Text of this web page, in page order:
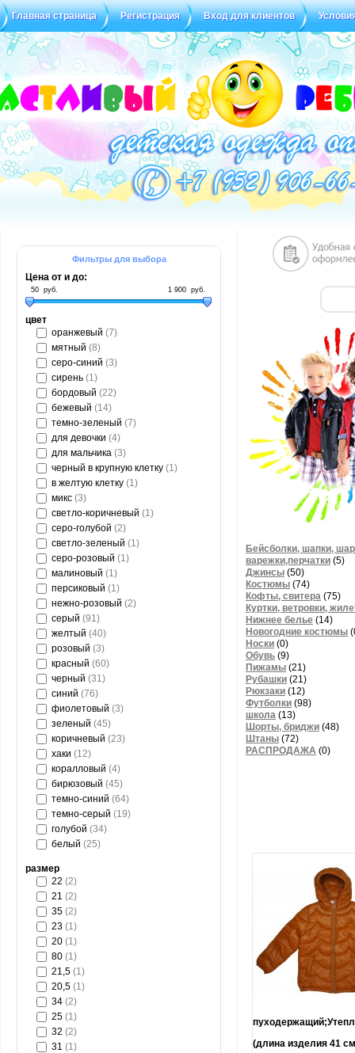
Главная страница Регистрация Вход для клиентов
Статус заказа Отзывы
Фильтры для выбора
Цена от и до:
50 руб. 1 900руб.
цвет
оранжевый (7)
мятный (8)
серо-синий (3)
сирень (1)
бордовый (22)
бежевый (14)
темно-зеленый (7)
для девочки (4)
для мальчика (3)
черный в крупную клетку (1)
в желтую клетку (1)
микс (3)
светло-коричневый (1)
серо-голубой (2)
светло-зеленый (1)
серо-розовый (1)
малиновый (1)
персиковый (1)
нежно-розовый (2)
серый (91)
желтый (40)
розовый (3)
красный (60)
черный (31)
синий (76)
фиолетовый (3)
зеленый (45)
коричневый (23)
хаки (12)
коралловый (4)
бирюзовый (45)
темно-синий (64)
темно-серый (19)
голубой (34)
белый (25)
размер
22 (2)
21 (2)
35 (2)
23 (1)
20 (1)
80 (1)
21,5 (1)
20,5 (1)
34 (2)
25 (1)
32 (2)
31 (1)
Бейсболки, шапки,
варежки,перчатки (5)
Джинсы (50)
Костюмы (74)
Кофты, свитера (75)
Куртки, ветровки,
Нижнее белье (14)
Новогодние костюмы
Носки (0)
Обувь (9)
Пижамы (21)
Рубашки (21)
Рюкзаки (12)
Футболки (98)
школа (13)
Шорты, бриджи (48)
Штаны (72)
РАСПРОДАЖА (0)
(длина изделия 41